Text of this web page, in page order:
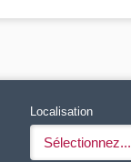
Localisation
Sélectionnez...